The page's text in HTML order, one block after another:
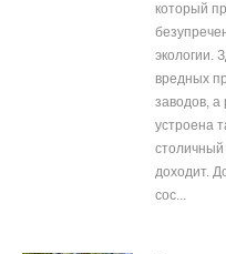
который
экологии.
вредных
заводов, а
устроена
столичный
доходит.
сос...